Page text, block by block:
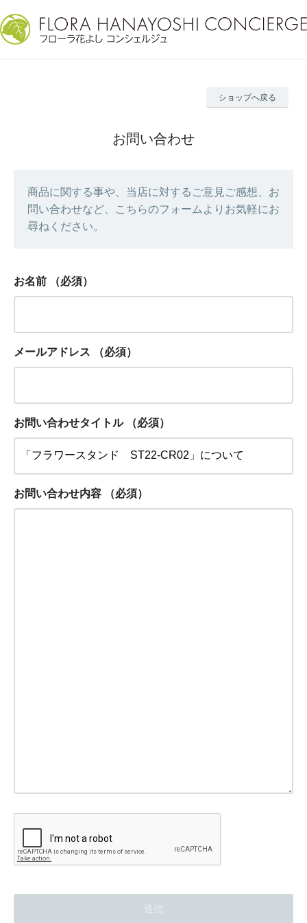
ショップへ戻る
お問い合わせ
商品に関する事や、当店に対するご意見ご感想、お
問い合わせなど、こちらのフォームよりお気軽にお
尋ねください。
お名前 （必須）
メールアドレス （必須）
お問い合わせタイトル （必須）
お問い合わせ内容 （必須）